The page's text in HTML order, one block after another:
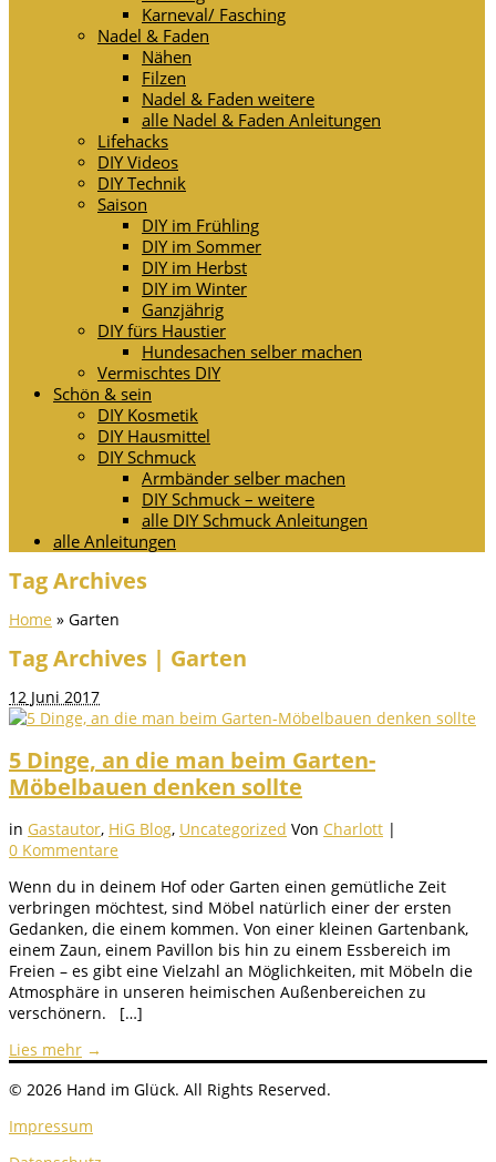
Karneval/ Fasching
Nadel & Faden
Nähen
Filzen
Nadel & Faden weitere
alle Nadel & Faden Anleitungen
Lifehacks
DIY Videos
DIY Technik
Saison
DIY im Frühling
DIY im Sommer
DIY im Herbst
DIY im Winter
Ganzjährig
DIY fürs Haustier
Hundesachen selber machen
Vermischtes DIY
Schön & sein
DIY Kosmetik
DIY Hausmittel
DIY Schmuck
Armbänder selber machen
DIY Schmuck – weitere
alle DIY Schmuck Anleitungen
alle Anleitungen
Tag Archives
Home » Garten
Tag Archives | Garten
12 Juni 2017
5 Dinge, an die man beim Garten-
Möbelbauen denken sollte
in Gastautor, HiG Blog, Uncategorized Von Charlott |
0 Kommentare
Wenn du in deinem Hof oder Garten einen gemütliche Zeit
verbringen möchtest, sind Möbel natürlich einer der ersten
Gedanken, die einem kommen. Von einer kleinen Gartenbank,
einem Zaun, einem Pavillon bis hin zu einem Essbereich im
Freien – es gibt eine Vielzahl an Möglichkeiten, mit Möbeln die
Atmosphäre in unseren heimischen Außenbereichen zu
verschönern. […]
Lies mehr →
© 2026 Hand im Glück. All Rights Reserved.
Impressum